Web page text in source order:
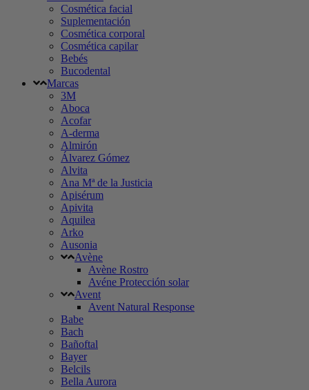
Cosmética facial
Suplementación
Cosmética corporal
Cosmética capilar
Bebés
Bucodental
Marcas
3M
Aboca
Acofar
A-derma
Almirón
Álvarez Gómez
Alvita
Ana Mª de la Justicia
Apisérum
Apivita
Aquilea
Arko
Ausonia
Avène
Avène Rostro
Avéne Protección solar
Avent
Avent Natural Response
Babe
Bach
Bañoftal
Bayer
Belcils
Bella Aurora